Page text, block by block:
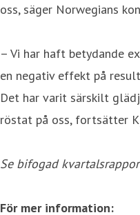
oss, säger Norwegians
– Vi har haft betydande
en negativ effekt på
Det har varit särskilt
röstat på oss, fortsätter
Se bifogad
För mer information: